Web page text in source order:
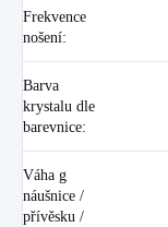
Frekvence
nošení:
Barva
krystalu dle
barevnice:
Váha g
náušnice /
přívěsku /